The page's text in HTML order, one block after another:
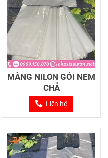
MÀNG NILON GÓI NEM
CHẢ
Liên hệ